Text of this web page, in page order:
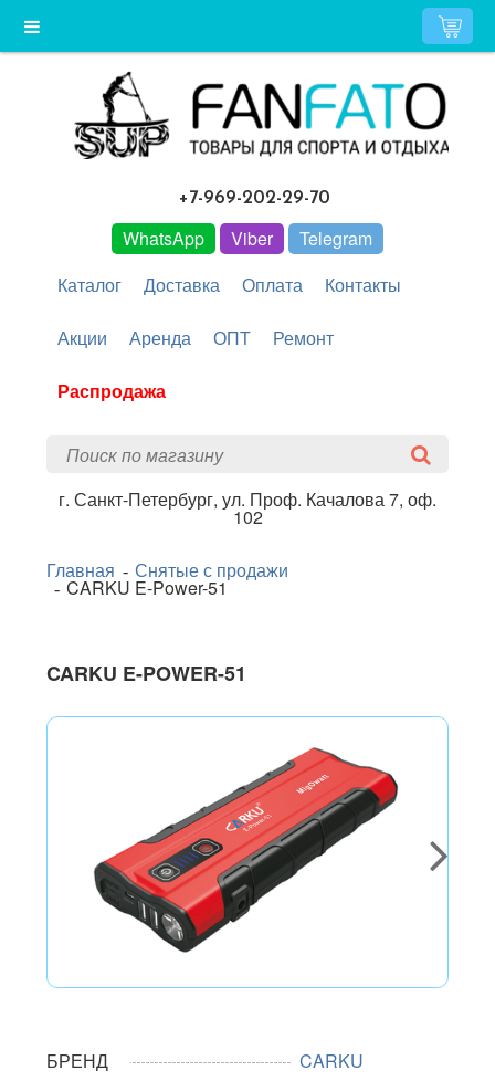
+7-969-202-29-70
WhatsApp Viber
Telegram
Каталог
Доставка Оплата Контакты
Акции Аренда ОПТ Ремонт
Распродажа
г. Санкт-Петербург, ул. Проф. Качалова 7, оф.
102
Главная Снятые с продажи
CARKU E-Power-51
CARKU E-POWER-51
БРЕНД
CARKU